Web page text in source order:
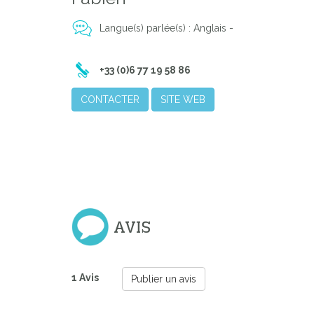
Langue(s) parlée(s) : Anglais -
+33 (0)6 77 19 58 86
CONTACTER SITE WEB
AVIS
1 Avis Publier un avis